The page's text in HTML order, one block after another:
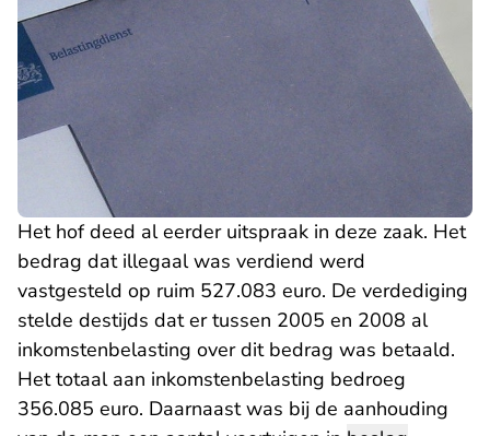
Het hof deed al eerder uitspraak - U verlaat
in deze zaak. Het
bedrag dat illegaal was verdiend werd
vastgesteld op ruim 527.083 euro. De verdediging
stelde destijds dat er tussen 2005 en 2008 al
inkomstenbelasting over dit bedrag was betaald.
Het totaal aan inkomstenbelasting bedroeg
356.085 euro. Daarnaast was bij de aanhouding